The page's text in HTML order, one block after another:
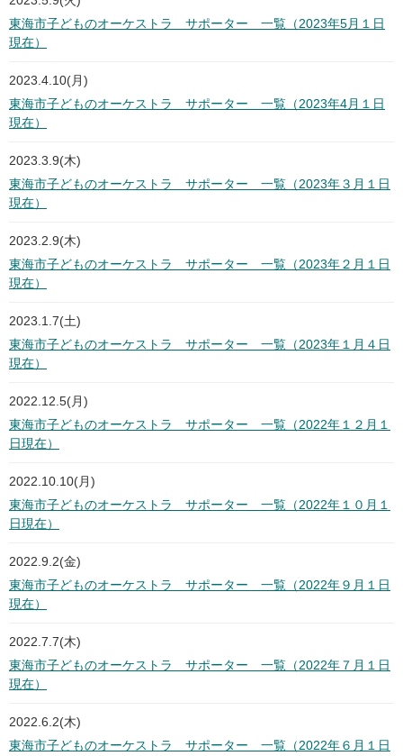
東海市子どものオーケストラ サポーター 一覧（2023年5月１日
現在）
2023.4.10(月)
東海市子どものオーケストラ サポーター 一覧（2023年4月１日
現在）
2023.3.9(木)
東海市子どものオーケストラ サポーター 一覧（2023年３月１日
現在）
2023.2.9(木)
東海市子どものオーケストラ サポーター 一覧（2023年２月１日
現在）
2023.1.7(土)
東海市子どものオーケストラ サポーター 一覧（2023年１月４日
現在）
2022.12.5(月)
東海市子どものオーケストラ サポーター 一覧（2022年１２月１
日現在）
2022.10.10(月)
東海市子どものオーケストラ サポーター 一覧（2022年１０月１
日現在）
2022.9.2(金)
東海市子どものオーケストラ サポーター 一覧（2022年９月１日
現在）
2022.7.7(木)
東海市子どものオーケストラ サポーター 一覧（2022年７月１日
現在）
2022.6.2(木)
東海市子どものオーケストラ サポーター 一覧（2022年６月１日